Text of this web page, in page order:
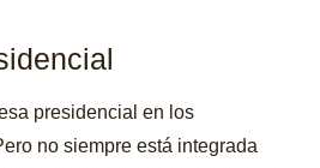
presidencial en los
no siempre está integrada